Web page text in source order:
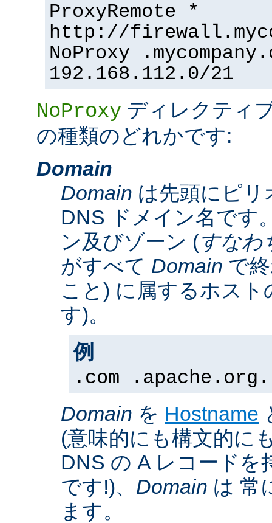
ProxyRemote *
http://
NoProxy
192.168.112.0/21
NoProxy ディレクティ
の種類のどれかです:
Domain
Domain は先頭にピリ
DNS ドメイン名です
ン及びゾーン (すなわ
がすべて Domain で
こと) に属するホス
す)。
例
.com .apache.org.
Domain を Hostname
(意味的にも構文的に
DNS の A レコードを
です!)、 Domain は 常
ます。